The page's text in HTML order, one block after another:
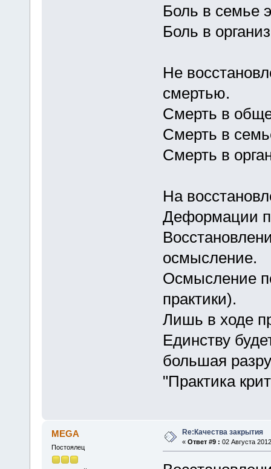
Боль в семье
Боль в
Не
смертью.
Смерть в
Смерть в
Смерть в
На
Деформации
осмысление.
Осмысление
практики).
Лишь в ходе
Единству
большая
"Практика
MEGA
Постоялец
Re:Качества закрытия
« Ответ #9 : 02 Августа